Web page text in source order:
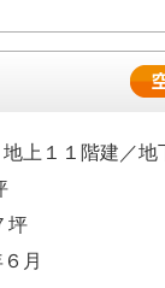
上１１階建／地
坪
月